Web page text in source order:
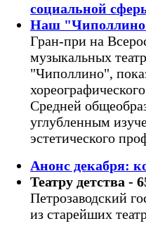
социальной
Наш
Гран-при на
музыкальных
"Чиполлино",
Средней
углубленным
эстетического
Анонс декабря:
Театру детства -
Петрозаводский
из старейших